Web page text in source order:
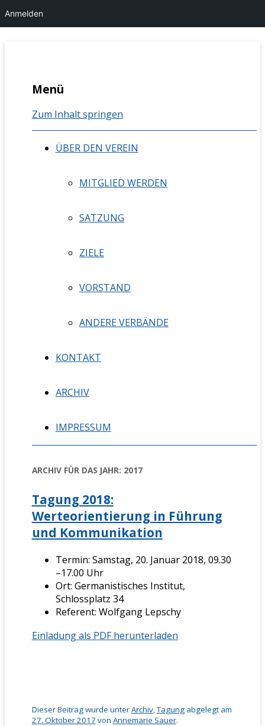
bmk nrw
Kommunikation NRW e.V.
Menü
Zum Inhalt springen
ÜBER DEN VEREIN
MITGLIED WERDEN
SATZUNG
ZIELE
VORSTAND
ANDERE VERBÄNDE
KONTAKT
ARCHIV
IMPRESSUM
ARCHIV FÜR DAS JAHR: 2017
Tagung 2018:
Werteorientierung in Führung
und Kommunikation
Termin: Samstag, 20. Januar 2018, 09.30
–17.00 Uhr
Ort: Germanistisches Institut,
Schlossplatz 34
Referent: Wolfgang Lepschy
Einladung als PDF herunterladen
Dieser Beitrag wurde unterArchiv,Tagungabgelegt am
27. Oktober 2017 von Annemarie Sauer.
Anmelden